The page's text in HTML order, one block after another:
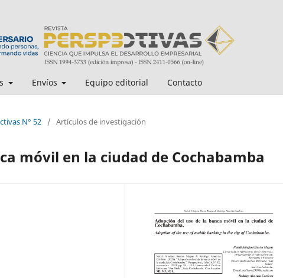
Envíos Equipo editorial Contacto
N° 52 / Artículos de investigación
móvil en la ciudad de Cochabamba